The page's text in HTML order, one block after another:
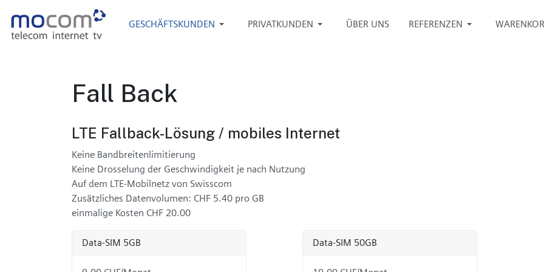
GESCHÄFTSKUNDEN PRIVATKUNDEN ÜBER UNS REFERENZEN
Fall Back
LTE Fallback-Lösung / mobiles Internet
Keine Bandbreitenlimitierung
Keine Drosselung der Geschwindigkeit je nach Nutzung
Auf dem LTE-Mobilnetz von Swisscom
Zusätzliches Datenvolumen: CHF 5.40 pro GB
einmalige Kosten CHF 20.00
Data-SIM 5GB Data-SIM 50GB